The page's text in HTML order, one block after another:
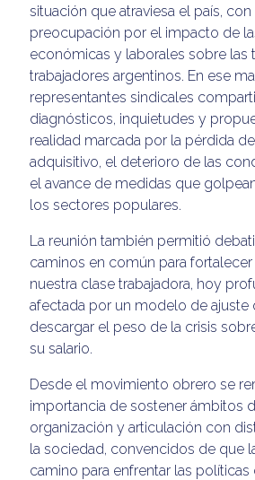
situación que atraviesa el país,
preocupación por el impacto de
económicas y laborales sobre las
trabajadores argentinos. En ese
representantes sindicales
diagnósticos, inquietudes y
realidad marcada por la pérdida
adquisitivo, el deterioro de las
el avance de medidas que
los sectores populares.
La reunión también permitió
caminos en común para
nuestra clase trabajadora, hoy
afectada por un modelo de ajuste
descargar el peso de la crisis
su salario.
Desde el movimiento obrero se
importancia de sostener ámbitos
organización y articulación con
la sociedad, convencidos de que
camino para enfrentar las